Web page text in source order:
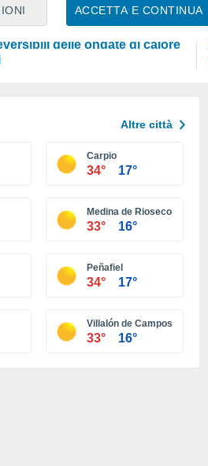
ACCETTA E CONTINUA
queste sono le
delle ondate di calore
Altre città
Carpio
34° 17°
Medina de Rioseco
33° 16°
Peñafiel
34° 17°
Villalón de Campos
33° 16°